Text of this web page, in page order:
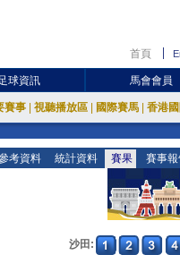
首頁
球資訊 馬會會員
賽事 視聽播放區 國際賽馬 香港
考資料 統計資料 賽果 賽事報
沙田: